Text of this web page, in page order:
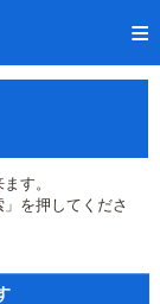
す。
を押してくださ